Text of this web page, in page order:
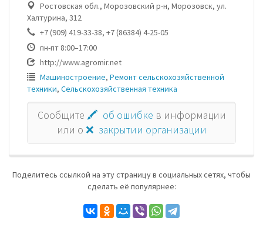
Ростовская обл., Морозовский р-н, Морозовск, ул.
Халтурина, 312
+7 (909) 419-33-38, +7 (86384) 4-25-05
пн-пт 8:00–17:00
http://www.agromir.net
Машиностроение, Ремонт сельскохозяйственной
техники, Сельскохозяйственная техника
Сообщите 🖍 об ошибке в информации
или о ❌ закрытии организации
Поделитесь ссылкой на эту страницу в социальных сетях, чтобы
сделать её популярнее: